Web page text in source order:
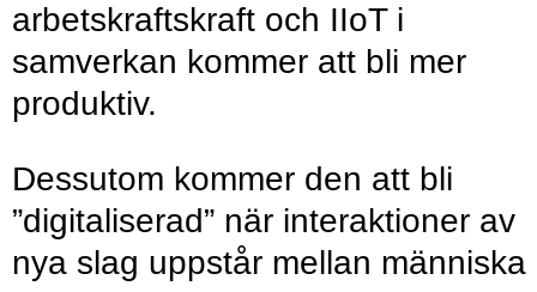
arbetskraftskraft och IIoT i
samverkan kommer att bli mer
produktiv.
Dessutom kommer den att bli
”digitaliserad” när interaktioner av
nya slag uppstår mellan människa